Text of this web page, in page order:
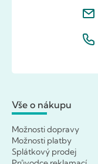
Vše o nákupu
Možnosti dopravy
Možnosti platby
Splátkový prodej